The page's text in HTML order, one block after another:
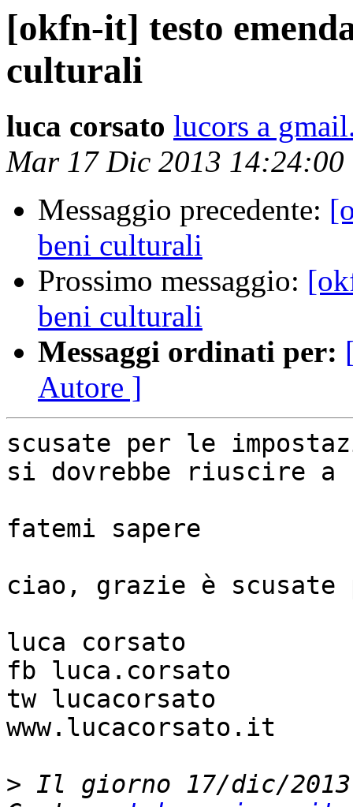
[okfn-it] testo
culturali
luca corsato lucors a
Mar 17 Dic 2013 14:24:00
Messaggio precedente:
beni culturali
Prossimo messaggio:
beni culturali
Messaggi ordinati per:
Autore ]
scusate per le
si dovrebbe riuscire a
fatemi sapere
ciao, grazie è
luca corsato
fb luca.corsato
tw lucacorsato
www.lucacorsato.it
> Il giorno 17/dic/